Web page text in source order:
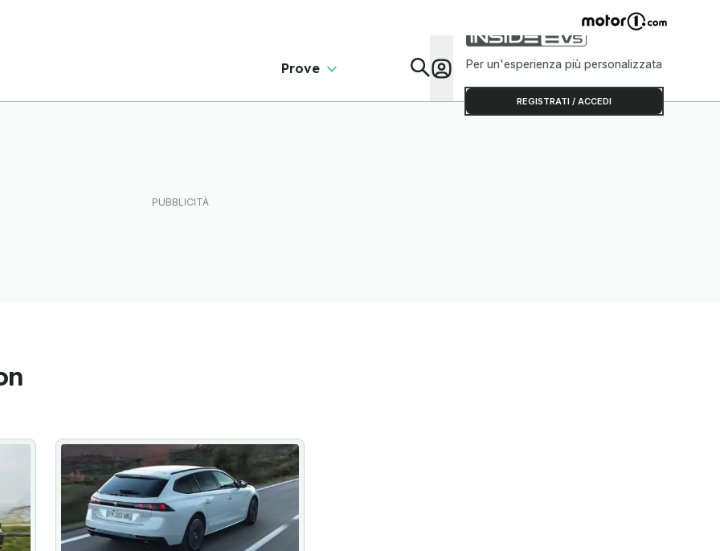
Prove Per un'esperienza più personalizzata
REGISTRATI / ACCEDI